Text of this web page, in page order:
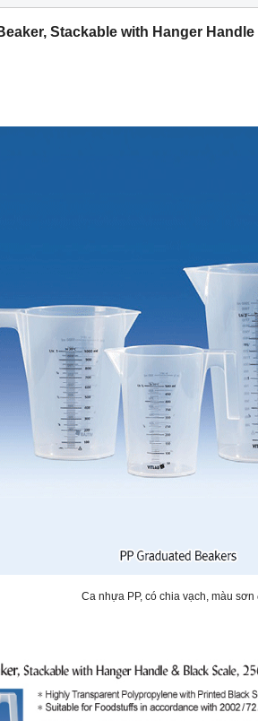
Stackable with Hanger Handle
Ca nhựa PP, có chia vạch, màu sơn